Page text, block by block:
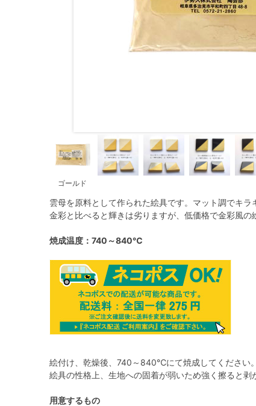
ゴールド
雲母を原料として作られた絵具です。マット調でキラ
金彩と比べると輝きは劣りますが、低価格で金彩風の
焼成温度：740～840℃
絵付け、乾燥後、740～840℃にて焼成してください。
絵具の性格上、生地への固着が弱いため強く擦ると剥
用意するもの